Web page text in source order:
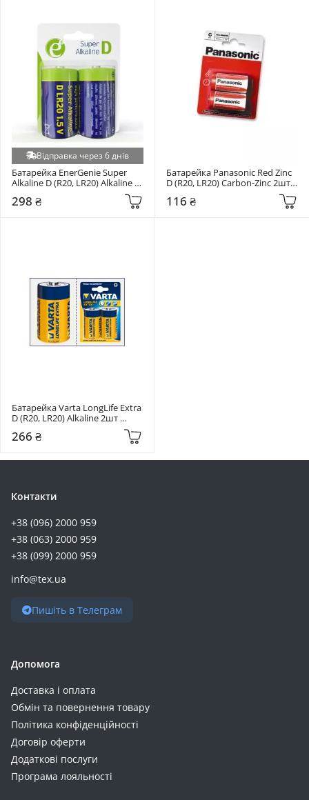
Відправка через 6 днів
Батарейка EnerGenie Super
Alkaline D (R20, LR20) Alkaline
298 ₴
Батарейка Panasonic Red Zinc
D (R20, LR20) Carbon-Zinc 2шт
116 ₴
Батарейка Varta LongLife Extra
D (R20, LR20) Alkaline 2шт
266 ₴
Контакти
+38 (096) 2000 959
+38 (063) 2000 959
+38 (099) 2000 959
info@tex.ua
Пишіть в Телеграм
Допомога
Доставка і оплата
Обмін та повернення товару
Політика конфіденційності
Договір оферти
Додаткові послуги
Програма лояльності